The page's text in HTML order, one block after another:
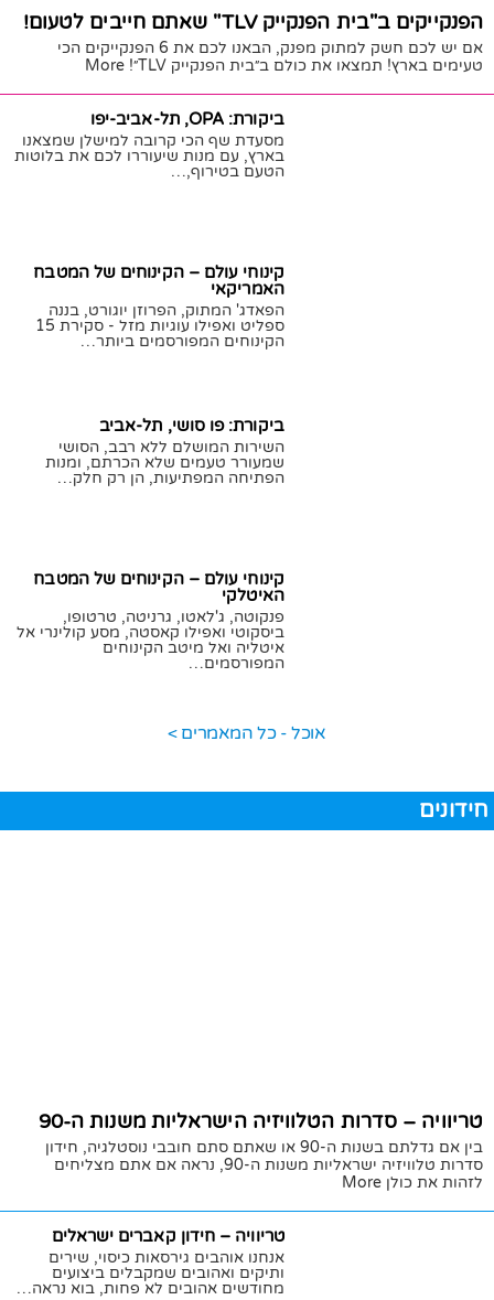
הפנקייקים ב"בית הפנקייק TLV" שאתם חייבים לטעום!
אם יש לכם חשק למתוק מפנק, הבאנו לכם את 6 הפנקייקים הכי
טעימים בארץ! תמצאו את כולם ב״בית הפנקייק TLV״! More
ביקורת: OPA, תל-אביב-יפו
מסעדת שף הכי קרובה למישלן שמצאנו
בארץ, עם מנות שיעוררו לכם את בלוטות
הטעם בטירוף,…
קינוחי עולם – הקינוחים של המטבח
האמריקאי
הפאדג' המתוק, הפרוזן יוגורט, בננה
ספליט ואפילו עוגיות מזל - סקירת 15
הקינוחים המפורסמים ביותר…
ביקורת: פו סושי, תל-אביב
השירות המושלם ללא רבב, הסושי
שמעורר טעמים שלא הכרתם, ומנות
הפתיחה המפתיעות, הן רק חלק…
קינוחי עולם – הקינוחים של המטבח
האיטלקי
פנקוטה, ג'לאטו, גרניטה, טרטופו,
ביסקוטי ואפילו קאסטה, מסע קולינרי אל
איטליה ואל מיטב הקינוחים
המפורסמים…
אוכל - כל המאמרים >
חידונים
טריוויה – סדרות הטלוויזיה הישראליות משנות ה-90
בין אם גדלתם בשנות ה-90 או שאתם סתם חובבי נוסטלגיה, חידון
סדרות טלוויזיה ישראליות משנות ה-90, נראה אם אתם מצליחים
לזהות את כולן More
טריוויה – חידון קאברים ישראלים
אנחנו אוהבים גירסאות כיסוי, שירים
ותיקים ואהובים שמקבלים ביצועים
מחודשים אהובים לא פחות, בוא נראה…